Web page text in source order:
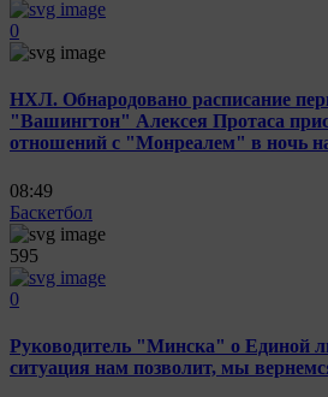
0
НХЛ. Обнародовано расписание
"Вашингтон" Алексея Протаса
отношений с "Монреалем" в ночь
08:49
Баскетбол
595
0
Руководитель "Минска" о Единой
ситуация нам позволит, мы